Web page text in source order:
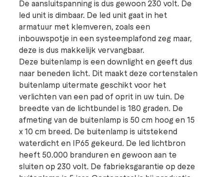
De aansluitspanning is dus gewoon 230 volt. De
led unit is dimbaar. De led unit gaat in het
armatuur met klemveren, zoals een
inbouwspotje in een systeemplafond zeg maar,
deze is dus makkelijk vervangbaar.
Deze buitenlamp is een downlight en geeft dus
naar beneden licht. Dit maakt deze cortenstalen
buitenlamp uitermate geschikt voor het
verlichten van een pad of oprit in uw tuin. De
breedte van de lichtbundel is 180 graden. De
afmeting van de buitenlamp is 50 cm hoog en 15
x 10 cm breed. De buitenlamp is uitstekend
waterdicht en IP65 gekeurd. De led lichtbron
heeft 50.000 branduren en gewoon aan te
sluiten op 230 volt. De fabrieksgarantie op deze